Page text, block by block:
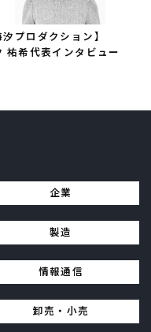
汐プロダクション】
祐希代表インタビュー
企業
製造
情報通信
卸売・小売